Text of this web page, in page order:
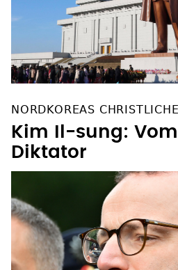
NORDKOREAS
Kim Il-sung:
Diktator